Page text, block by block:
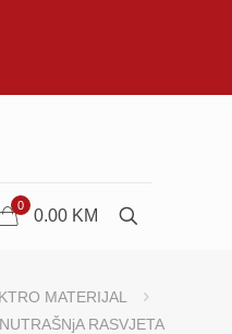
0
0.00 KM
MATERIJAL
RASVJETA